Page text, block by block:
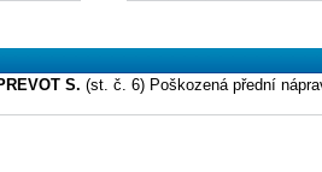
S. (st. č. 6) Poškozená přední